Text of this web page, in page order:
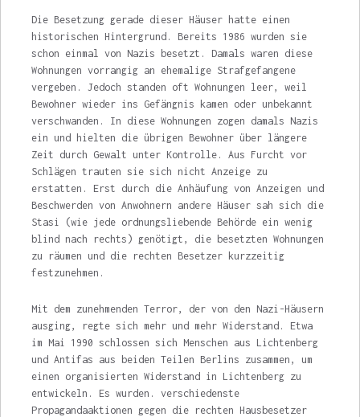
Die Besetzung gerade dieser Häuser hatte einen
historischen Hintergrund. Bereits 1986 wurden sie
schon einmal von Nazis be­setzt. Damals waren diese
Wohnungen vorran­gig an ehemalige Strafgefangene
vergeben. Jedoch standen oft Wohnungen leer, weil
Be­wohner wieder ins Gefängnis kamen oder un­bekannt
verschwanden. In diese Wohnungen zogen damals Nazis
ein und hielten die übrigen Bewohner über längere
Zeit durch Gewalt unter Kontrolle. Aus Furcht vor
Schlägen trauten sie sich nicht Anzeige zu
erstatten. Erst durch die Anhäufung von Anzeigen und
Beschwerden von Anwohnern andere Häuser sah sich die
Stasi (wie jede ordnungsliebende Behörde ein wenig
blind nach rechts) genötigt, die besetzten Wohnungen
zu räumen und die rechten Besetzer kurzzeitig
festzunehmen.
Mit dem zunehmenden Terror, der von den Nazi-Häusern
ausging, regte sich mehr und mehr Widerstand. Etwa
im Mai 1990 schlos­sen sich Menschen aus Lichtenberg
und Antifas aus beiden Teilen Berlins zusammen, um
ei­nen organisierten Widerstand in Lichtenberg zu
entwickeln. Es wurden. verschiedenste
Propagandaaktionen gegen die rechten Hausbesetzer